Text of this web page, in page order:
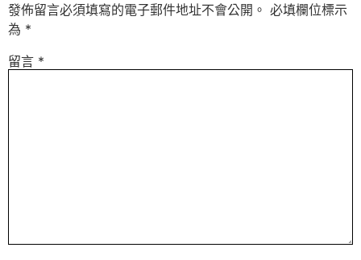
發佈留言必須填寫的電子郵件地址不會公開。 必填欄位標示
為 *
留言 *